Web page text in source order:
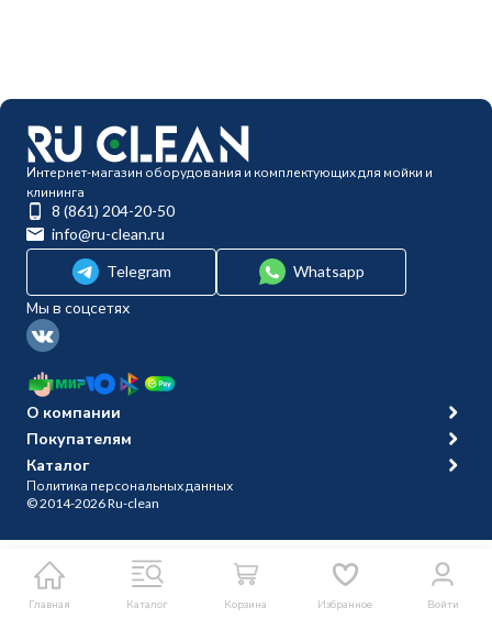
Главная Каталог Корзина Избранное Войти
Интернет-магазин оборудования и комплектующих для мойки и
клининга
8 (861) 204-20-50
info@ru-clean.ru
Telegram
Whatsapp
Мы в соцсетях
О компании
Покупателям
Каталог
Политика персональных данных
© 2014-2026 Ru-clean